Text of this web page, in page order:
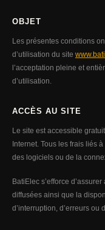
OBJET
Les présentes conditions
d’utilisation du site
l’acceptation pleine et
d’utilisation.
ACCÈS AU SITE
Le site est accessible
Internet. Tous les frais liés
des logiciels ou de la
BatiElec s’efforce
diffusées ainsi que la
d’interruption, d’erreurs ou